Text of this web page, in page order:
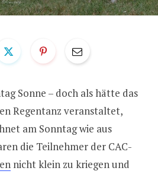
Sonne – doch als hätte das
Regentanz veranstaltet,
am Sonntag wie aus
die Teilnehmer der CAC-
nicht klein zu kriegen und